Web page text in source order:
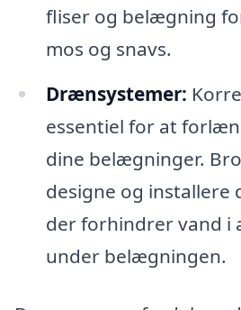
fliser og belægning
mos og snavs.
Drænsystemer:
essentiel for at
dine belægninger.
designe og installere
der forhindrer vand i
under belægningen.